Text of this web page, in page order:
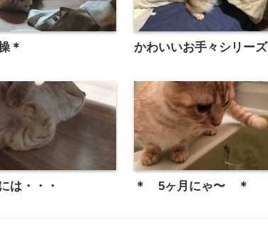
＊ かわいいお手々シリーズ
は・・・ ＊ 5ヶ月にゃ〜 ＊